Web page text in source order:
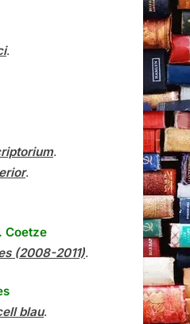
.
.
.
Coetze
(2008-2011).
blau.